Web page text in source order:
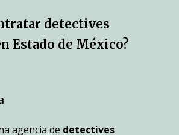
detectives
Estado de México?
agencia de detectives